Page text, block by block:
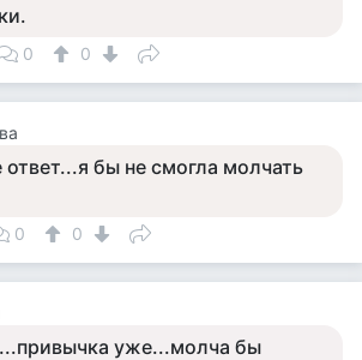
0 0
бы не смогла молчать
0 0
уже...молча бы